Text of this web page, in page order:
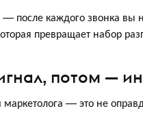
после каждого звонка вы
превращает набор
потом —
маркетолога — это не